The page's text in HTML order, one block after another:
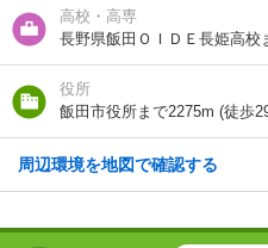
向き
住所 長野県飯田市鼎
地図を見る
交通
ＪＲ飯田線/下山
ＪＲ飯田線/鼎駅
高校・高専
長野県飯田ＯＩＤＥ長姫高校
役所
飯田市役所まで2275m (徒歩
周辺環境を地図で確認する